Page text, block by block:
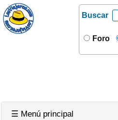
Buscar
Foro
☰ Menú principal